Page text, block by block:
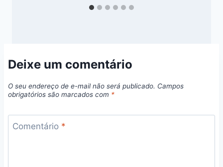
Deixe um comentário
O seu endereço de e-mail não será publicado. Campos
obrigatórios são marcados com *
Comentário *